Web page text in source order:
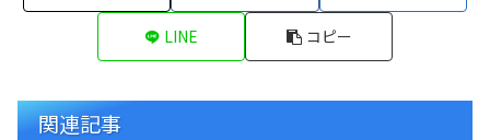
LINE コピー
関連記事